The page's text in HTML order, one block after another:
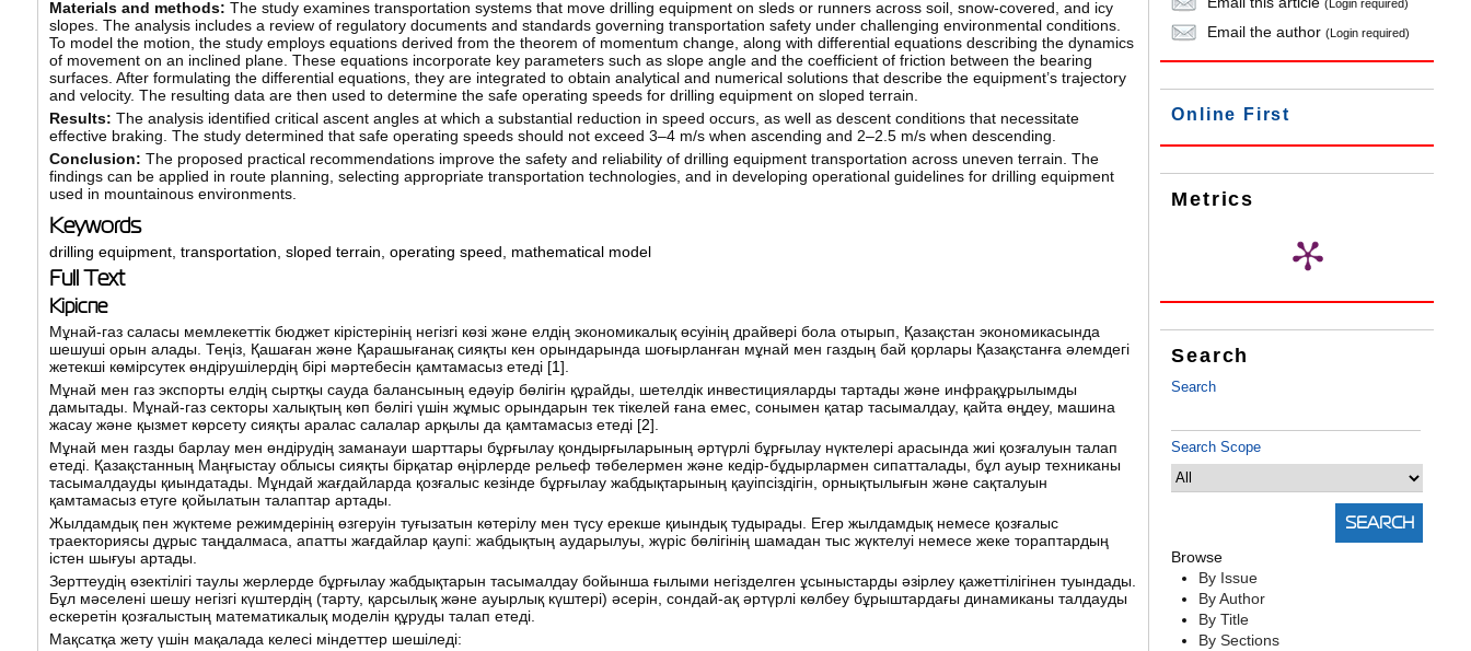
(Login required)
Email the author(Login required)
Online First
Metrics
Search
Search
Search Scope
Browse
By Issue
By Author
By Title
By Sections
Materials and methods: The study examines transportation systems that move drilling equipment on sleds or runners across soil, snow-covered, and icy
slopes. The analysis includes a review of regulatory documents and standards governing transportation safety under challenging environmental conditions.
To model the motion, the study employs equations derived from the theorem of momentum change, along with differential equations describing the dynamics
of movement on an inclined plane. These equations incorporate key parameters such as slope angle and the coefficient of friction between the bearing
surfaces. After formulating the differential equations, they are integrated to obtain analytical and numerical solutions that describe the equipment’s trajectory
and velocity. The resulting data are then used to determine the safe operating speeds for drilling equipment on sloped terrain.
Results: The analysis identified critical ascent angles at which a substantial reduction in speed occurs, as well as descent conditions that necessitate
effective braking. The study determined that safe operating speeds should not exceed 3–4 m/s when ascending and 2–2.5 m/s when descending.
Conclusion: The proposed practical recommendations improve the safety and reliability of drilling equipment transportation across uneven terrain. The
findings can be applied in route planning, selecting appropriate transportation technologies, and in developing operational guidelines for drilling equipment
used in mountainous environments.
Keywords
drilling equipment, transportation sloped terrain operating speed mathematical model
Full Text
Кіріспе
Мұнай-газ саласы мемлекеттік бюджет кірістерінің негізгі көзі және елдің экономикалық өсуінің драйвері бола отырып, Қазақстан экономикасында
шешуші орын алады. Теңіз, Қашаған және Қарашығанақ сияқты кен орындарында шоғырланған мұнай мен газдың бай қорлары Қазақстанға әлемдегі
жетекші көмірсутек өндірушілердің бірі мәртебесін қамтамасыз етеді [1].
Мұнай мен газ экспорты елдің сыртқы сауда балансының едәуір бөлігін құрайды, шетелдік инвестицияларды тартады және инфрақұрылымды
дамытады. Мұнай-газ секторы халықтың көп бөлігі үшін жұмыс орындарын тек тікелей ғана емес, сонымен қатар тасымалдау, қайта өңдеу, машина
жасау және қызмет көрсету сияқты аралас салалар арқылы да қамтамасыз етеді [2].
Мұнай мен газды барлау мен өндірудің заманауи шарттары бұрғылау қондырғыларының әртүрлі бұрғылау нүктелері арасында жиі қозғалуын талап
етеді. Қазақстанның Маңғыстау облысы сияқты бірқатар өңірлерде рельеф төбелермен және кедір-бұдырлармен сипатталады, бұл ауыр техниканы
тасымалдауды қиындатады. Мұндай жағдайларда қозғалыс кезінде бұрғылау жабдықтарының қауіпсіздігін, орнықтылығын және сақталуын
қамтамасыз етуге қойылатын талаптар артады.
Жылдамдық пен жүктеме режимдерінің өзгеруін туғызатын көтерілу мен түсу ерекше қиындық тудырады. Егер жылдамдық немесе қозғалыс
траекториясы дұрыс таңдалмаса, апатты жағдайлар қаупі: жабдықтың аударылуы, жүріс бөлігінің шамадан тыс жүктелуі немесе жеке тораптардың
істен шығуы артады.
Зерттеудің өзектілігі таулы жерлерде бұрғылау жабдықтарын тасымалдау бойынша ғылыми негізделген ұсыныстарды әзірлеу қажеттілігінен туындады.
Бұл мәселені шешу негізгі күштердің (тарту, қарсылық және ауырлық күштері) әсерін, сондай-ақ әртүрлі көлбеу бұрыштардағы динамиканы талдауды
ескеретін қозғалыстың математикалық моделін құруды талап етеді.
Мақсатқа жету үшін мақалада келесі міндеттер шешіледі: